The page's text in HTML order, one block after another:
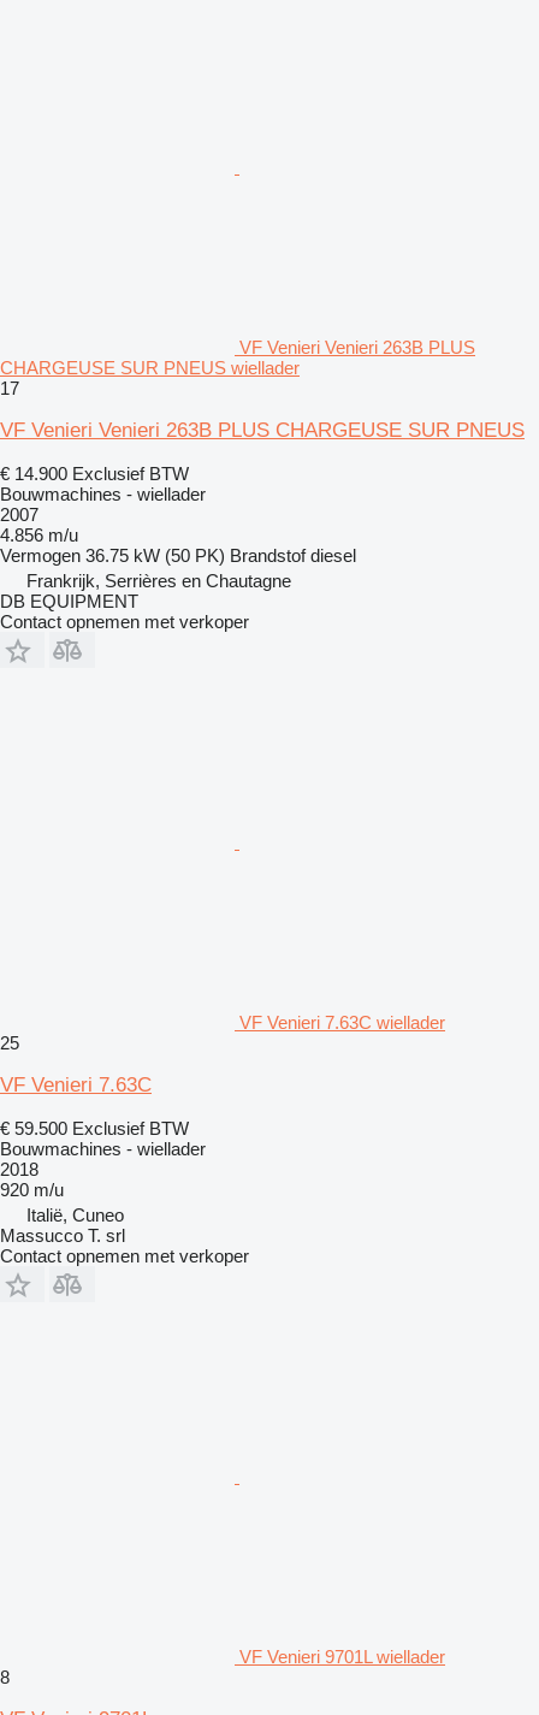
VF Venieri Venieri 263B PLUS
CHARGEUSE SUR PNEUS wiellader
17
VF Venieri Venieri 263B PLUS CHARGEUSE SUR PNEUS
€ 14.900 Exclusief BTW
Bouwmachines - wiellader
2007
4.856 m/u
Vermogen 36.75 kW (50 PK) Brandstof diesel
Frankrijk, Serrières en Chautagne
DB EQUIPMENT
Contact opnemen met verkoper
VF Venieri 7.63C wiellader
25
VF Venieri 7.63C
€ 59.500 Exclusief BTW
Bouwmachines - wiellader
2018
920 m/u
Italië, Cuneo
Massucco T. srl
Contact opnemen met verkoper
VF Venieri 9701L wiellader
8